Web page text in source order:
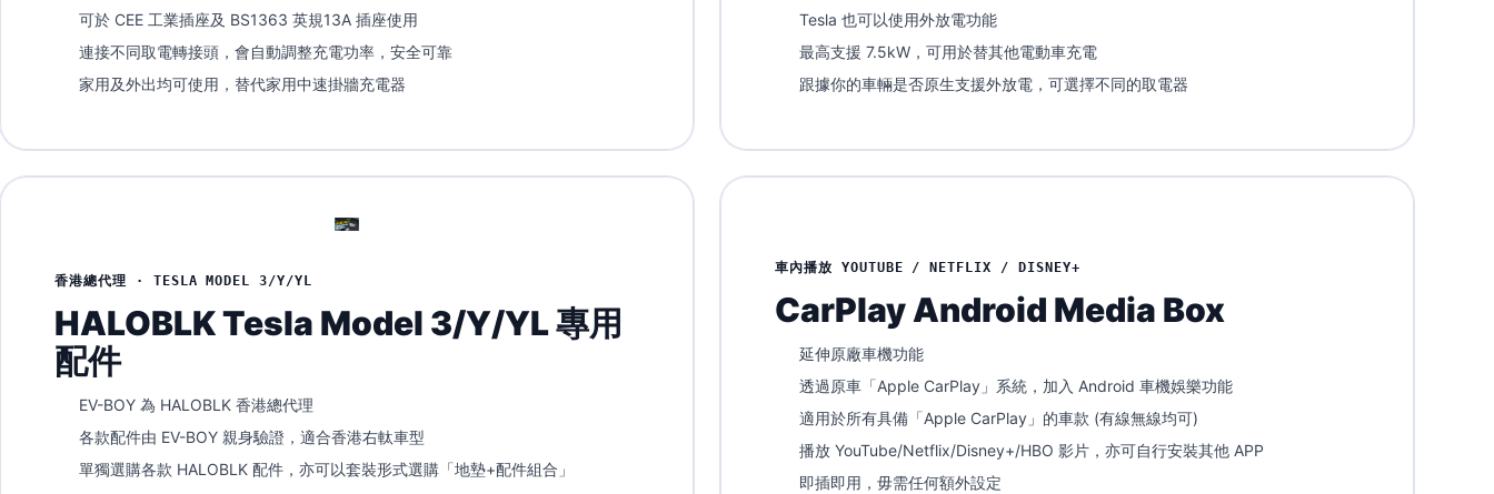
可於 CEE 工業插座及 BS1363 英規13A 插座使用
連接不同取電轉接頭，會自動調整充電功率，安全可靠
家用及外出均可使用，替代家用中速掛牆充電器
Tesla 也可以使用外放電功能
最高支援 7.5kW，可用於替其他電動車充電
跟據你的車輛是否原生支援外放電，可選擇不同的取電器
香港總代理 · TESLA MODEL 3/Y/YL
HALOBLK Tesla Model 3/Y/YL 專用
配件
EV-BOY 為 HALOBLK 香港總代理
各款配件由 EV-BOY 親身驗證，適合香港右軚車型
單獨選購各款 HALOBLK 配件，亦可以套裝形式選購「地墊+配件組合」
車內播放 YOUTUBE / NETFLIX / DISNEY+
CarPlay Android Media Box
延伸原廠車機功能
透過原車「Apple CarPlay」系統，加入 Android 車機娛樂功能
適用於所有具備「Apple CarPlay」的車款 (有線無線均可)
播放 YouTube/Netflix/Disney+/HBO 影片，亦可自行安裝其他 APP
即插即用，毋需任何額外設定